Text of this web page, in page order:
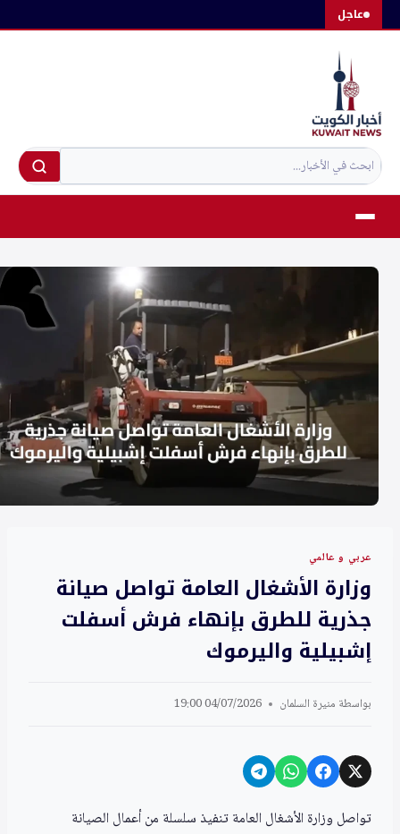
عاجلالتجاوز
عربي و عالمي
وزارة الأشغال العامة تواصل صيانة
جذرية للطرق بإنهاء فرش أسفلت
إشبيلية واليرموك
بواسطة منيرة السلمان 04/07/2026 19:00
تواصل وزارة الأشغال العامة تنفيذ سلسلة من أعمال الصيانة